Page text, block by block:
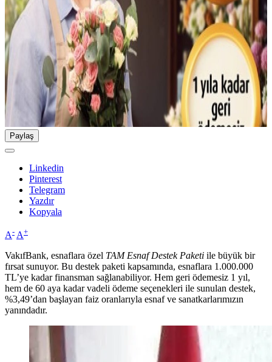
Paylaş
Linkedin
Pinterest
Telegram
Yazdır
Kopyala
A- A+
VakıfBank, esnaflara özel TAM Esnaf Destek Paketi ile büyük bir
fırsat sunuyor. Bu destek paketi kapsamında, esnaflara 1.000.000
TL’ye kadar finansman sağlanabiliyor. Hem geri ödemesiz 1 yıl,
hem de 60 aya kadar vadeli ödeme seçenekleri ile sunulan destek,
%3,49’dan başlayan faiz oranlarıyla esnaf ve sanatkarlarımızın
yanındadır.